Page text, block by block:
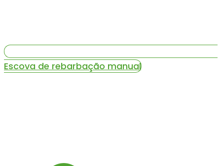
Escova de rebarbação manual